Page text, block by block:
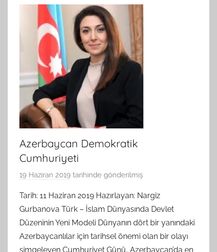
Azerbaycan Demokratik
Cumhuriyeti
19 Haziran 2019 tarihinde gönderilmiş
S
A
M
t
Tarih: 11 Haziran 2019 Hazırlayan: Nargiz
Gurbanova Türk – İslam Dünyasında Devlet
Düzeninin Yeni Modeli Dünyanın dört bir yanındaki
Azerbaycanlılar için tarihsel önemi olan bir olayı
simgeleyen Cumhuriyet Günü, Azerbaycan’da en